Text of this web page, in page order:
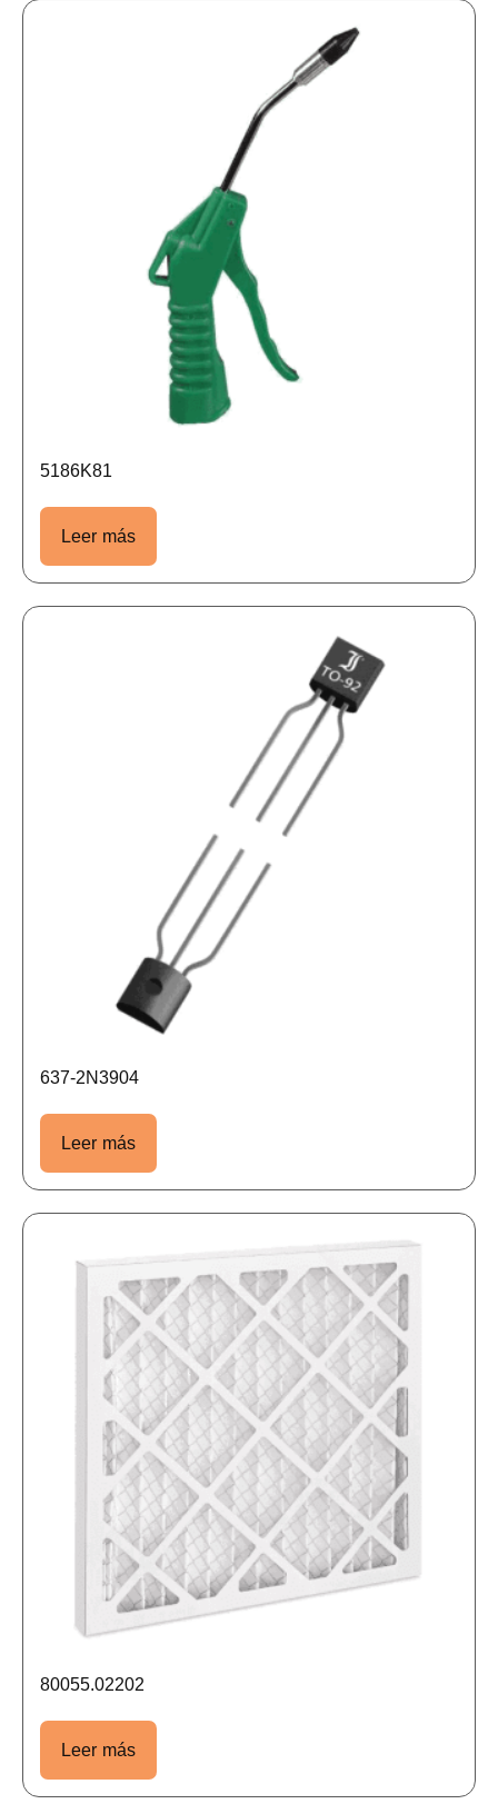
5186K81
Leer más
637-2N3904
Leer más
80055.02202
Leer más